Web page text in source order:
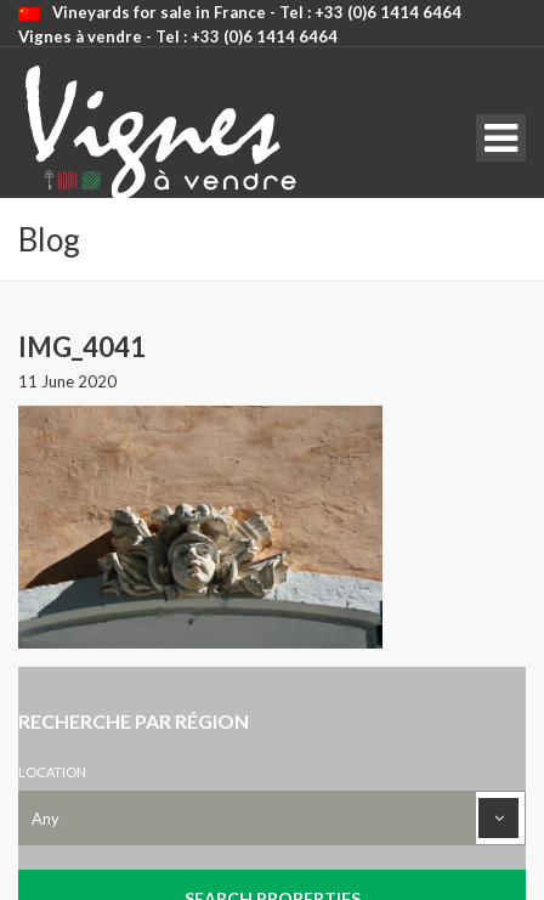
Vineyards for sale in France - Tel : +33 (0)6 1414 6464
Vignes à vendre - Tel : +33 (0)6 1414 6464
CODE: SELECT ALL
Blog
IMG_4041
11 June 2020
RECHERCHE PAR RÉGION
LOCATION